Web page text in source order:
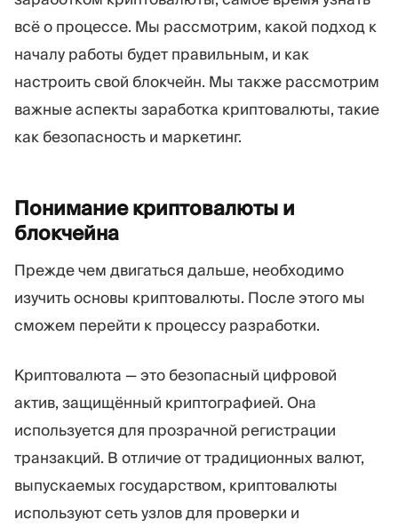
всё о процессе. Мы рассмотрим, какой подход к
началу работы будет правильным, и как
настроить свой блокчейн. Мы также рассмотрим
важные аспекты заработка криптовалюты, такие
как безопасность и маркетинг.
Понимание криптовалюты и
блокчейна
Прежде чем двигаться дальше, необходимо
изучить основы криптовалюты. После этого мы
сможем перейти к процессу разработки.
Криптовалюта — это безопасный цифровой
актив, защищённый криптографией. Она
используется для прозрачной регистрации
транзакций. В отличие от традиционных валют,
выпускаемых государством, криптовалюты
используют сеть узлов для проверки и